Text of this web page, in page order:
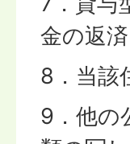
金の返
8．当該
9．他の